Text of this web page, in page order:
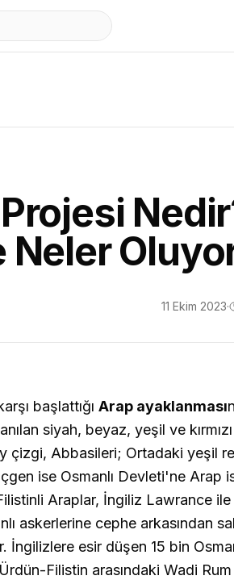
11 Ekim 2023·
başlattığı Arap ayaklanması
siyah, beyaz, yeşil ve
çizgi, Abbasileri; Ortadaki yeşil
ise Osmanlı Devleti'ne Arap
Araplar, İngiliz Lawrance
askerlerine cephe arkasından
İngilizlere esir düşen 15 bin
Filistin arasındaki Wadi